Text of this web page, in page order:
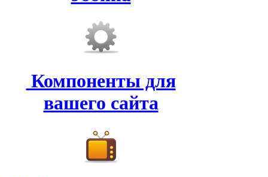
Компоненты для
вашего сайта